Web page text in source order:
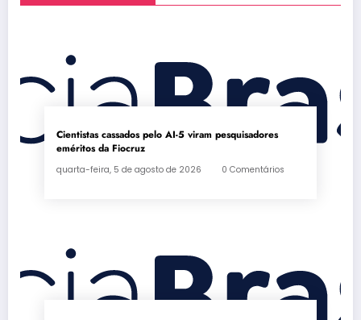
Cientistas cassados pelo AI-5 viram pesquisadores
eméritos da Fiocruz
quarta-feira, 5 de agosto de 2026 0 Comentários